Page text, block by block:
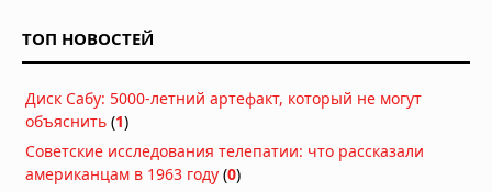
обезьян
04.06.2026 в 15:01
пределы Африки: власти расследуют
случаи в Италии и Бразилии
ТОП НОВОСТЕЙ
Диск Сабу: 5000-летний артефакт, который не могут
объяснить (1)
Советские исследования телепатии: что рассказали
американцам в 1963 году (0)